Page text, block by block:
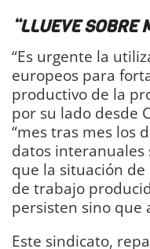
“LLUEVE SOBRE
“Es urgente la
europeos para
productivo de la
por su lado desde
“mes tras mes los
datos interanuales
que la situación
de trabajo
persisten sino que
Este sindicato,